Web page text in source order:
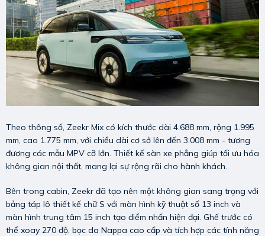
Theo thông số, Zeekr Mix có kích thước dài 4.688 mm, rộng 1.995
mm, cao 1.775 mm, với chiều dài cơ sở lên đến 3.008 mm - tương
đương các mẫu MPV cỡ lớn. Thiết kế sàn xe phẳng giúp tối ưu hóa
không gian nội thất, mang lại sự rộng rãi cho hành khách.
Bên trong cabin, Zeekr đã tạo nên một không gian sang trọng với
bảng táp lô thiết kế chữ S với màn hình kỹ thuật số 13 inch và
màn hình trung tâm 15 inch tạo điểm nhấn hiện đại. Ghế trước có
thể xoay 270 độ, bọc da Nappa cao cấp và tích hợp các tính năng